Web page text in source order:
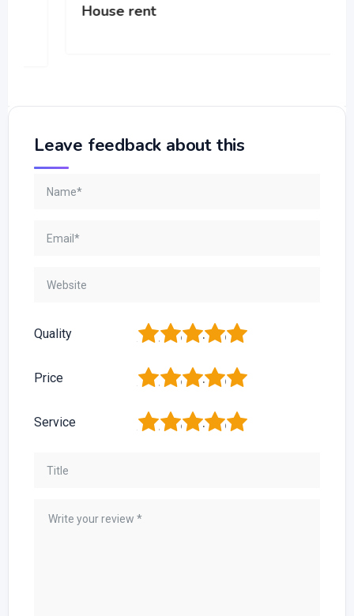
House rent
Leave feedback about this
Quality 5
4
3
2
Price 5
4
3
2
Service 5
4
3
2